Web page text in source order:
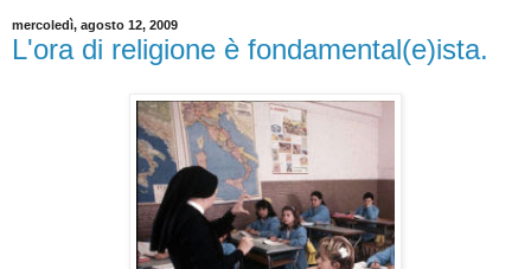
mercoledì, agosto 12, 2009
L'ora di religione è fondamental(e)ista.